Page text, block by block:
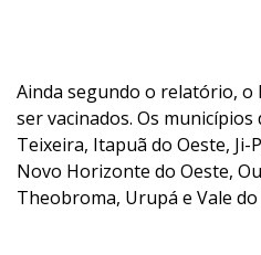
Ainda segundo o relatório, o
ser vacinados. Os
Teixeira, Itapuã do Oeste,
Novo Horizonte do Oeste,
Theobroma, Urupá e Vale